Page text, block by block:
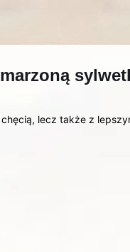
lecz także z